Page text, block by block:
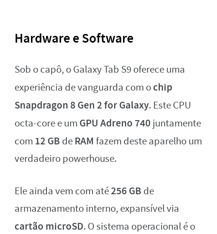
Hardware e Software
Sob o capô, o Galaxy Tab S9 oferece uma
experiência de vanguarda com ochip
Snapdragon 8 Gen 2 for Galaxy. Este CPU
octa-core e um GPU Adreno 740 juntamente
com 12 GB deRAM fazem deste aparelho um
verdadeiro powerhouse.
Ele ainda vem com até256 GB de
armazenamento interno, expansível via
cartão microSD. O sistema operacional é o